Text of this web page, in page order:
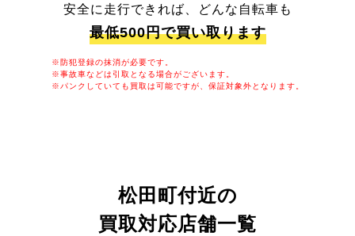
安全に走行できれば、どんな自転車も
最低500円で買い取ります
※防犯登録の抹消が必要です。
※事故車などは引取となる場合がございます。
※パンクしていても買取は可能ですが、保証対象外となります。
松田町付近の
買取対応店舗一覧